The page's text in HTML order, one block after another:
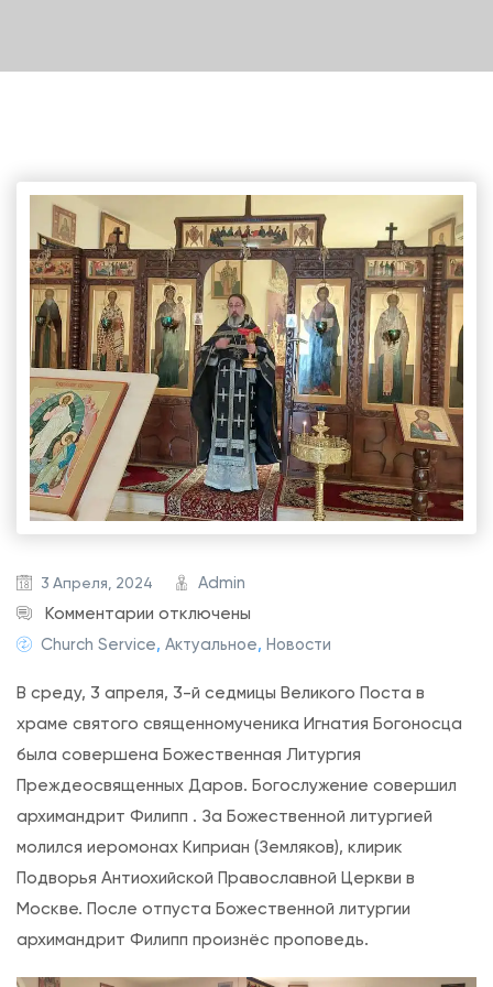
3 Апреля, 2024
Admin
Комментарии к
з
п
и
с
и
Л
и
т
у
р
г
отключены
Church Service, Актуальное, Новости
В среду, 3 апреля, 3-й седмицы Великого Поста в
храме святого священномученика Игнатия Богоносца
была совершена Божественная Литургия
Преждеосвященных Даров. Богослужение совершил
архимандрит Филипп . За Божественной литургией
молился иеромонах Киприан (Земляков), клирик
Подворья Антиохийской Православной Церкви в
Москве. После отпуста Божественной литургии
архимандрит Филипп произнёс проповедь.